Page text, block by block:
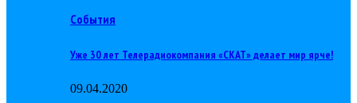
События
Уже 30 лет Телерадиокомпания «СКАТ» делает мир ярче!
09.04.2020